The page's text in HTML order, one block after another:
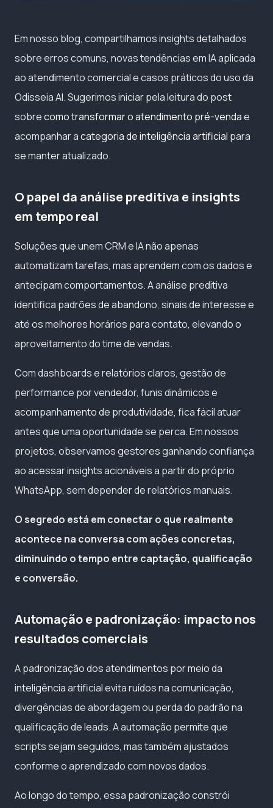
Em nosso blog, compartilhamos insights detalhados
sobre erros comuns, novas tendências em IA aplicada
ao atendimento comercial e casos práticos do uso da
Odisseia AI. Sugerimos iniciar pela leitura do post
sobrecomo transformar o atendimento pré-vendae
acompanhar acategoria de inteligência artificial para
se manter atualizado.
O papel da análise preditiva e insights
em tempo real
Soluções que unem CRM e IA não apenas
automatizam tarefas, mas aprendem com os dados e
antecipam comportamentos. A análise preditiva
identifica padrões de abandono, sinais de interesse e
até os melhores horários para contato, elevando o
aproveitamento do time de vendas.
Com dashboards e relatórios claros, gestão de
performance por vendedor, funis dinâmicos e
acompanhamento de produtividade, fica fácil atuar
antes que uma oportunidade se perca. Em nossos
projetos, observamos gestores ganhando confiança
ao acessar insights acionáveis a partir do próprio
WhatsApp, sem depender de relatórios manuais.
O segredo está em conectar o que realmente
acontece na conversa com ações concretas,
diminuindo o tempo entre captação, qualificação
e conversão.
Automação e padronização: impacto nos
resultados comerciais
A padronização dos atendimentos por meio da
inteligência artificial evita ruídos na comunicação,
divergências de abordagem ou perda do padrão na
qualificação de leads. A automação permite que
scripts sejam seguidos, mas também ajustados
conforme o aprendizado com novos dados.
Ao longo do tempo, essa padronização constrói